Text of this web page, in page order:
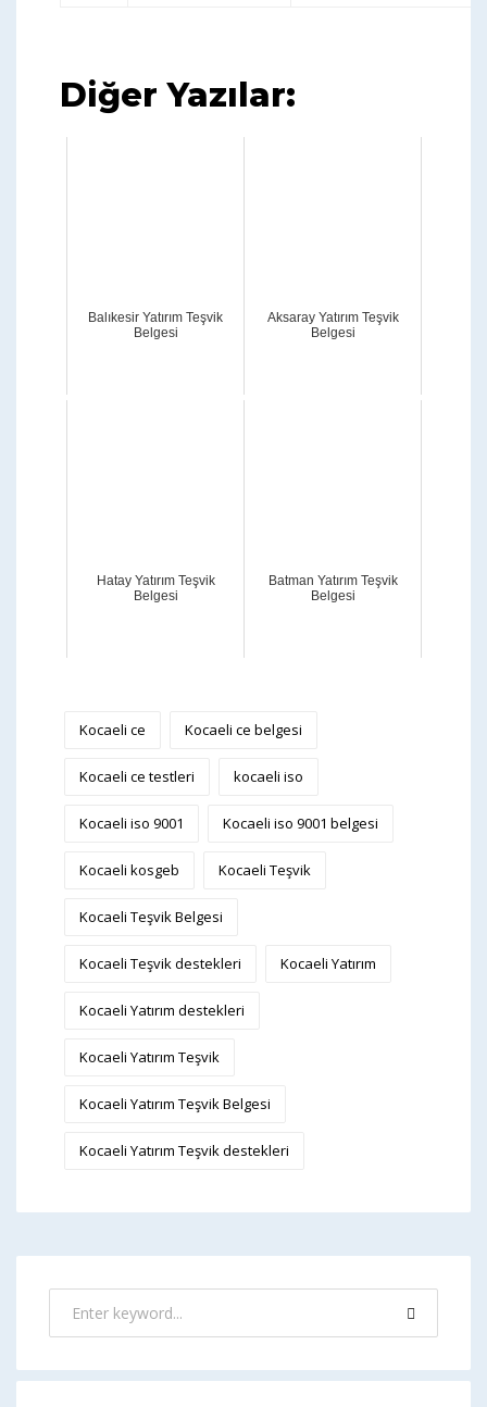
Diğer Yazılar:
Balıkesir Yatırım Teşvik
Belgesi
Aksaray Yatırım Teşvik
Belgesi
Hatay Yatırım Teşvik
Belgesi
Batman Yatırım Teşvik
Belgesi
Kocaeli ce Kocaeli ce belgesi
Kocaeli ce testleri kocaeli iso
Kocaeli iso 9001 Kocaeli iso 9001 belgesi
Kocaeli kosgeb Kocaeli Teşvik
Kocaeli Teşvik Belgesi
Kocaeli Teşvik destekleri Kocaeli Yatırım
Kocaeli Yatırım destekleri
Kocaeli Yatırım Teşvik
Kocaeli Yatırım Teşvik Belgesi
Kocaeli Yatırım Teşvik destekleri